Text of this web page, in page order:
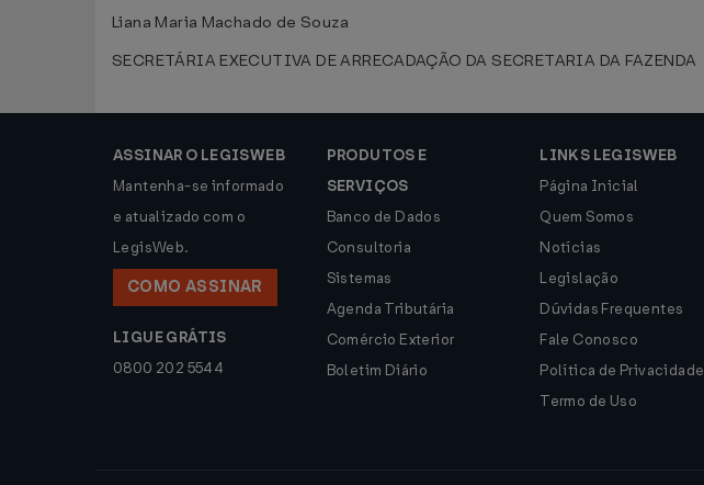
Liana Maria Machado de Souza
SECRETÁRIA EXECUTIVA DE ARRECADAÇÃO DA SECRETARIA DA FAZENDA
ASSINAR O LEGISWEB
Mantenha-se informado
e atualizado com o
LegisWeb.
COMO ASSINAR
LIGUE GRÁTIS
0800 202 5544
PRODUTOS E
SERVIÇOS
Banco de Dados
Consultoria
Sistemas
Agenda Tributária
Comércio Exterior
Boletim Diário
LINKS LEGISWEB
Página Inicial
Quem Somos
Notícias
Legislação
Dúvidas Frequentes
Fale Conosco
Política de Privacidade
Termo de Uso